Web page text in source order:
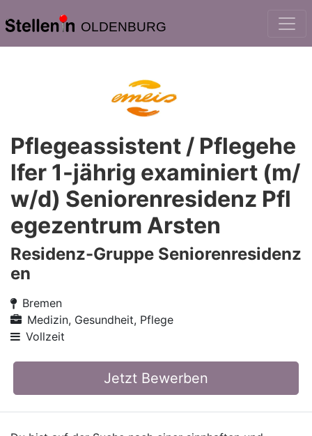
OLDENBURG
Pflegeassistent / Pflegehe
lfer 1-jährig examiniert (m/
w/d) Seniorenresidenz Pfl
egezentrum Arsten
Residenz-Gruppe Seniorenresidenz
en
Bremen
Medizin, Gesundheit, Pflege
Vollzeit
Jetzt Bewerben